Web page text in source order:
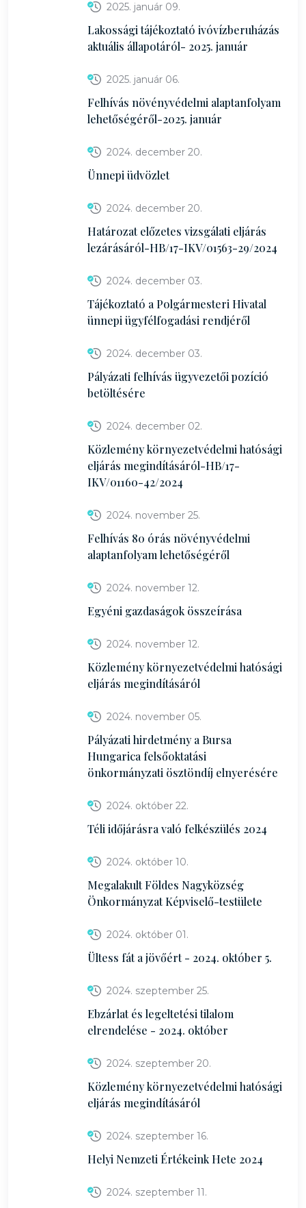
2025. január 09.
Lakossági tájékoztató ivóvízberuházás
aktuális állapotáról- 2025. január
2025. január 06.
Felhívás növényvédelmi alaptanfolyam
lehetőségéről-2025. január
2024. december 20.
Ünnepi üdvözlet
2024. december 20.
Határozat előzetes vizsgálati eljárás
lezárásáról-HB/17-IKV/01563-29/2024
2024. december 03.
Tájékoztató a Polgármesteri Hivatal
ünnepi ügyfélfogadási rendjéről
2024. december 03.
Pályázati felhívás ügyvezetői pozíció
betöltésére
2024. december 02.
Közlemény környezetvédelmi hatósági
eljárás megindításáról-HB/17-
IKV/01160-42/2024
2024. november 25.
Felhívás 80 órás növényvédelmi
alaptanfolyam lehetőségéről
2024. november 12.
Egyéni gazdaságok összeírása
2024. november 12.
Közlemény környezetvédelmi hatósági
eljárás megindításáról
2024. november 05.
Pályázati hirdetmény a Bursa
Hungarica felsőoktatási
önkormányzati ösztöndíj elnyerésére
2024. október 22.
Téli időjárásra való felkészülés 2024
2024. október 10.
Megalakult Földes Nagyközség
Önkormányzat Képviselő-testülete
2024. október 01.
Ültess fát a jövőért - 2024. október 5.
2024. szeptember 25.
Ebzárlat és legeltetési tilalom
elrendelése - 2024. október
2024. szeptember 20.
Közlemény környezetvédelmi hatósági
eljárás megindításáról
2024. szeptember 16.
Helyi Nemzeti Értékeink Hete 2024
2024. szeptember 11.